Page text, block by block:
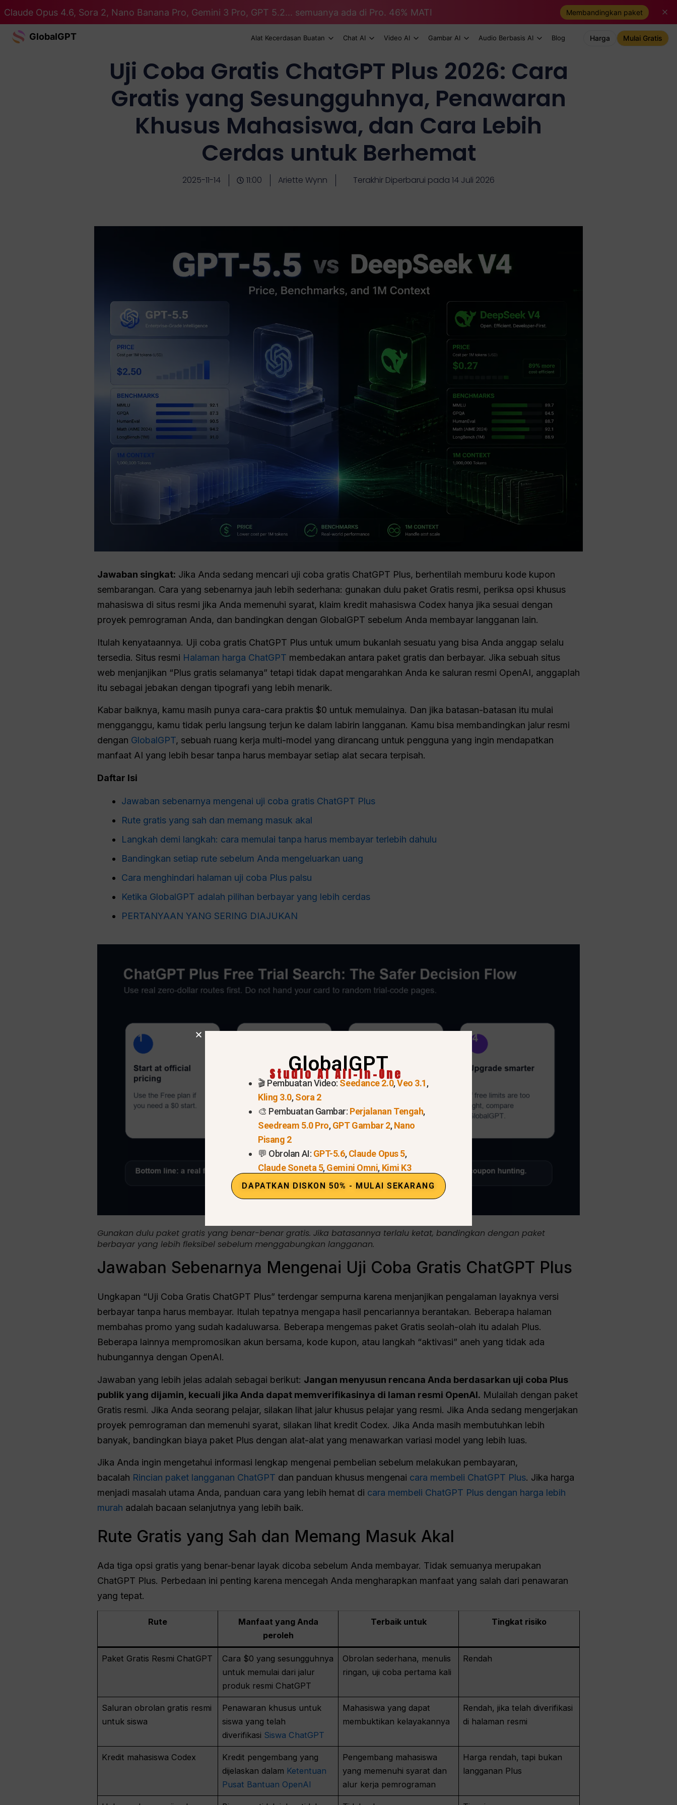
Claude Opus 4.6, Sora 2, Nano Banana Pro, Gemini 3 Pro, GPT 5.2... semuanya ada di Pro. 46% MATI Membandingkan paket
GlobalGPT Alat Kecerdasan Buatan Chat AI Video AI Gambar AI Audio Berbasis AI Blog Harga Mulai Gratis
Uji Coba Gratis ChatGPT Plus 2026: Cara
Gratis yang Sesungguhnya, Penawaran
Khusus Mahasiswa, dan Cara Lebih
Cerdas untuk Berhemat
2025-11-14 11:00 Ariette Wynn Terakhir Diperbarui pada 14 Juli 2026
Jawaban singkat: Jika Anda sedang mencari uji coba gratis ChatGPT Plus, berhentilah memburu kode kupon
sembarangan. Cara yang sebenarnya jauh lebih sederhana: gunakan dulu paket Gratis resmi, periksa opsi khusus
mahasiswa di situs resmi jika Anda memenuhi syarat, klaim kredit mahasiswa Codex hanya jika sesuai dengan
proyek pemrograman Anda, dan bandingkan dengan GlobalGPT sebelum Anda membayar langganan lain.
Itulah kenyataannya. Uji coba gratis ChatGPT Plus untuk umum bukanlah sesuatu yang bisa Anda anggap selalu
tersedia. Situs resmi Halaman harga ChatGPT membedakan antara paket gratis dan berbayar. Jika sebuah situs
web menjanjikan “Plus gratis selamanya” tetapi tidak dapat mengarahkan Anda ke saluran resmi OpenAI, anggaplah
itu sebagai jebakan dengan tipografi yang lebih menarik.
Kabar baiknya, kamu masih punya cara-cara praktis $0 untuk memulainya. Dan jika batasan-batasan itu mulai
mengganggu, kamu tidak perlu langsung terjun ke dalam labirin langganan. Kamu bisa membandingkan jalur resmi
dengan GlobalGPT, sebuah ruang kerja multi-model yang dirancang untuk pengguna yang ingin mendapatkan
manfaat AI yang lebih besar tanpa harus membayar setiap alat secara terpisah.
Daftar Isi
Jawaban sebenarnya mengenai uji coba gratis ChatGPT Plus
Rute gratis yang sah dan memang masuk akal
Langkah demi langkah: cara memulai tanpa harus membayar terlebih dahulu
Bandingkan setiap rute sebelum Anda mengeluarkan uang
Cara menghindari halaman uji coba Plus palsu
Ketika GlobalGPT adalah pilihan berbayar yang lebih cerdas
PERTANYAAN YANG SERING DIAJUKAN
Gunakan dulu paket gratis yang benar-benar gratis. Jika batasannya terlalu ketat, bandingkan dengan paket
berbayar yang lebih fleksibel sebelum menggabungkan langganan.
Jawaban Sebenarnya Mengenai Uji Coba Gratis ChatGPT Plus
Ungkapan “Uji Coba Gratis ChatGPT Plus” terdengar sempurna karena menjanjikan pengalaman layaknya versi
berbayar tanpa harus membayar. Itulah tepatnya mengapa hasil pencariannya berantakan. Beberapa halaman
membahas promo yang sudah kadaluwarsa. Beberapa mengemas paket Gratis seolah-olah itu adalah Plus.
Beberapa lainnya mempromosikan akun bersama, kode kupon, atau langkah “aktivasi” aneh yang tidak ada
hubungannya dengan OpenAI.
Jawaban yang lebih jelas adalah sebagai berikut: Jangan menyusun rencana Anda berdasarkan uji coba Plus
publik yang dijamin, kecuali jika Anda dapat memverifikasinya di laman resmi OpenAI. Mulailah dengan paket
Gratis resmi. Jika Anda seorang pelajar, silakan lihat jalur khusus pelajar yang resmi. Jika Anda sedang mengerjakan
proyek pemrograman dan memenuhi syarat, silakan lihat kredit Codex. Jika Anda masih membutuhkan lebih
banyak, bandingkan biaya paket Plus dengan alat-alat yang menawarkan variasi model yang lebih luas.
Jika Anda ingin mengetahui informasi lengkap mengenai pembelian sebelum melakukan pembayaran,
bacalah Rincian paket langganan ChatGPT dan panduan khusus mengenai cara membeli ChatGPT Plus. Jika harga
menjadi masalah utama Anda, panduan cara yang lebih hemat di cara membeli ChatGPT Plus dengan harga lebih
murah adalah bacaan selanjutnya yang lebih baik.
Rute Gratis yang Sah dan Memang Masuk Akal
Ada tiga opsi gratis yang benar-benar layak dicoba sebelum Anda membayar. Tidak semuanya merupakan
ChatGPT Plus. Perbedaan ini penting karena mencegah Anda mengharapkan manfaat yang salah dari penawaran
yang tepat.
Rute
Manfaat yang Anda
peroleh
Terbaik untuk Tingkat risiko
Paket Gratis Resmi ChatGPT
Cara $0 yang sesungguhnya
untuk memulai dari jalur
produk resmi ChatGPT
Obrolan sederhana, menulis
ringan, uji coba pertama kali
Rendah
Saluran obrolan gratis resmi
untuk siswa
Penawaran khusus untuk
siswa yang telah
diverifikasi Siswa ChatGPT
Mahasiswa yang dapat
membuktikan kelayakannya
Rendah, jika telah diverifikasi
di halaman resmi
Kredit mahasiswa Codex
Kredit pengembang yang
dijelaskan dalam Ketentuan
Pusat Bantuan OpenAI
Pengembang mahasiswa
yang memenuhi syarat dan
alur kerja pemrograman
Harga rendah, tapi bukan
langganan Plus
GlobalGPT
Studio AI All-In-One
🎬 Pembuatan Video: Seedance 2.0,Veo 3.1,
Kling 3.0,Sora 2
🎨 Pembuatan Gambar: Perjalanan Tengah,
Seedream 5.0 Pro,GPT Gambar 2,Nano
Pisang 2
💬 Obrolan AI: GPT-5.6,Claude Opus 5,
Claude Soneta 5,Gemini Omni, Kimi K3
DAPATKAN DISKON 50% - MULAI SEKARANG